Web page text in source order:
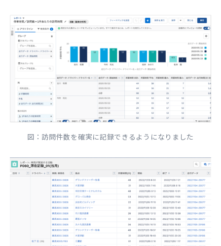
図：訪問件数を確実に記録できるようになりました